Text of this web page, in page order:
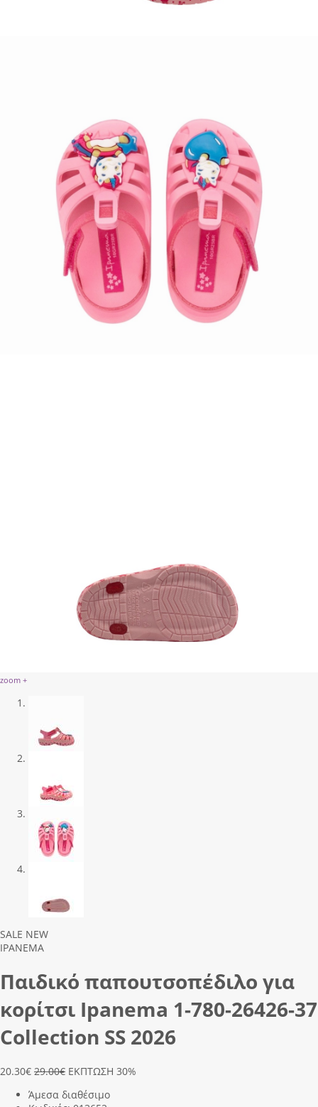
zoom +
Previous
Next
SALE NEW
IPANEMA
Παιδικό παπουτσοπέδιλο για
κορίτσι Ipanema 1-780-26426-37
Collection SS 2026
20.30€ 29.00€ ΕΚΠΤΩΣΗ 30%
Άμεσα διαθέσιμο